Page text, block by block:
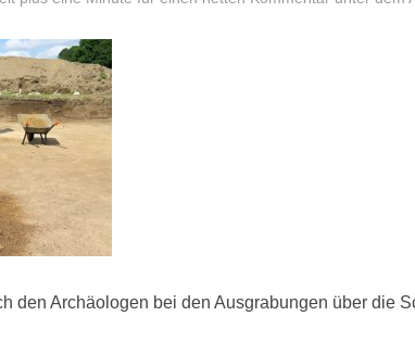
den Archäologen bei den Ausgrabungen über die